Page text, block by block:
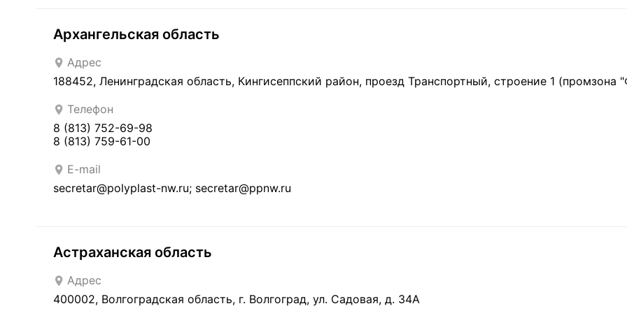
Архангельская область
Адрес
188452, Ленинградская область, Кингисеппский район, проезд Транспортный, строение 1 (промзона
Телефон
8 (813) 752-69-98
8 (813) 759-61-00
E-mail
secretar@polyplast-nw.ru; secretar@ppnw.ru
Астраханская область
Адрес
400002, Волгоградская область, г. Волгоград, ул. Садовая, д. 34А